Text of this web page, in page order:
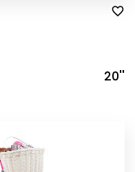
20''